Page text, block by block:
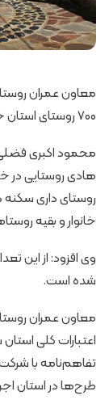
معاون عمران
۷۰۰ روستای استان خبر داد.
محمود اکبری فضلی
خانوار و بقیه روستاها زیر ۲۰
شده است.
معاون عمران
اعتبارات کلی
تفاهم‌نامه با
طرح‌ها در استان